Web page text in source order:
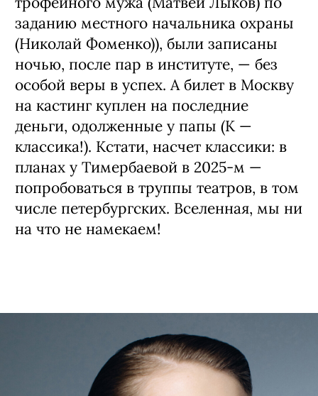
заданию местного начальника охраны
(Николай Фо­менко)), были записаны
ночью, после пар в институте, — без
особой веры в успех. А билет в Москву
на кастинг куплен на последние
деньги, одолженные у папы (К —
классика!). Кстати, насчет классики: в
планах у Тимербаевой в 2025-м —
попро­боваться в труппы театров, в том
числе петербургских. Вселенная, мы ни
на что не намекаем!